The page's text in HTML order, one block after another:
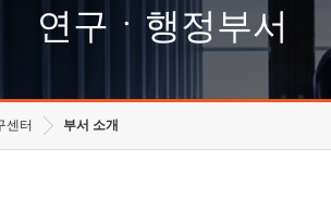
고객의소리
수의계약 현황
연구ㆍ행정부서
센터 부서 소개